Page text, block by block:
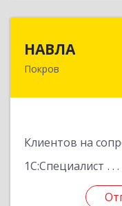
НАВЛА
Покров
Клиентов на
1С:Специалист
601120,